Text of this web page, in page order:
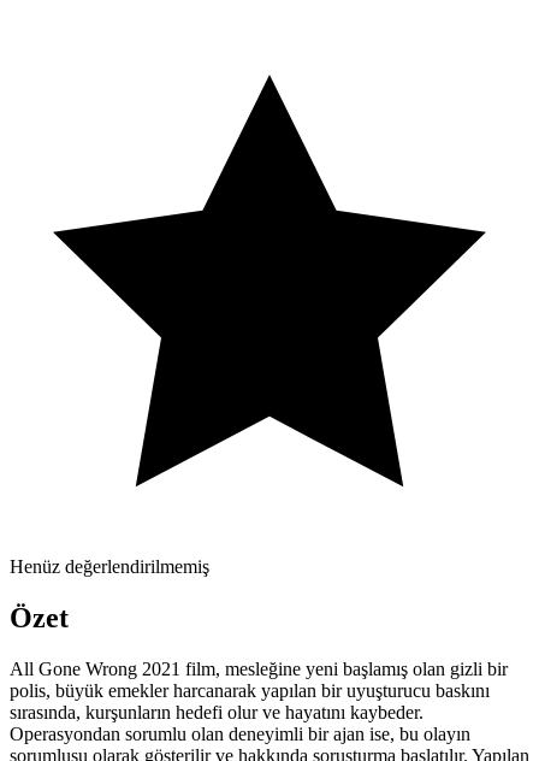
Henüz değerlendirilmemiş
Özet
All Gone Wrong 2021 film, mesleğine yeni başlamış olan gizli bir
polis, büyük emekler harcanarak yapılan bir uyuşturucu baskını
sırasında, kurşunların hedefi olur ve hayatını kaybeder.
Operasyondan sorumlu olan deneyimli bir ajan ise, bu olayın
sorumlusu olarak gösterilir ve hakkında soruşturma başlatılır. Yapılan